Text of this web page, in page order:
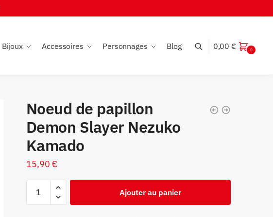
Bijoux Accessoires Personnages Blog 0,00 € 0
Noeud de papillon
Demon Slayer Nezuko
Kamado
15,90 €
Ajouter au panier